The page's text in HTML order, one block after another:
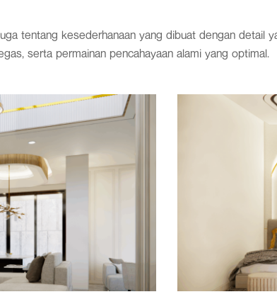
tentang kesederhanaan yang dibuat dengan detail
serta permainan pencahayaan alami yang optimal.